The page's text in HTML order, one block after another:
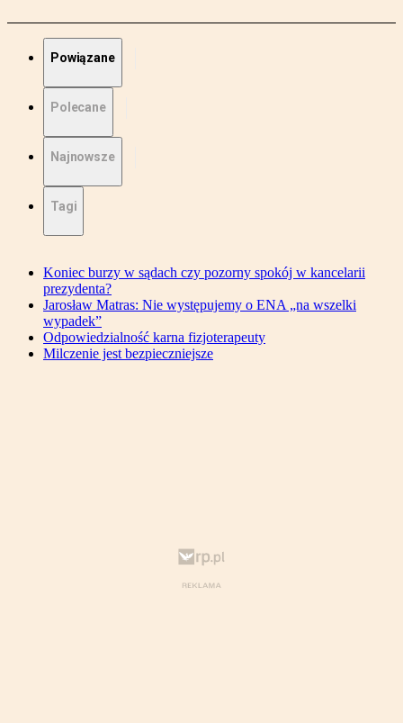
Powiązane
Polecane
Najnowsze
Tagi
Koniec burzy w sądach czy pozorny spokój w kancelarii
prezydenta?
Jarosław Matras: Nie występujemy o ENA „na wszelki
wypadek”
Odpowiedzialność karna fizjoterapeuty
Milczenie jest bezpieczniejsze